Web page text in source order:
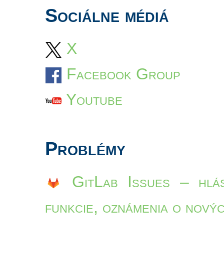
Sociálne médiá
X
Facebook Group
Youtube
Problémy
GitLab Issues –
funkcie, oznámenia o